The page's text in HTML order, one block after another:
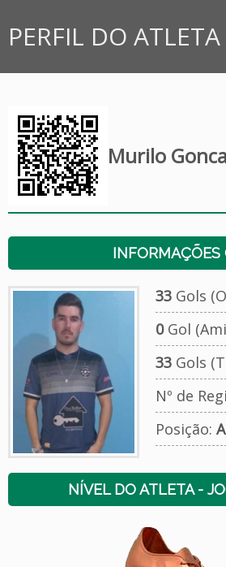
PERFIL DO ATLETA
Murilo
INFORMAÇÕES
33Gols
0Gol
33Gols
Nº de
Posição:
NÍVEL DO ATLETA -